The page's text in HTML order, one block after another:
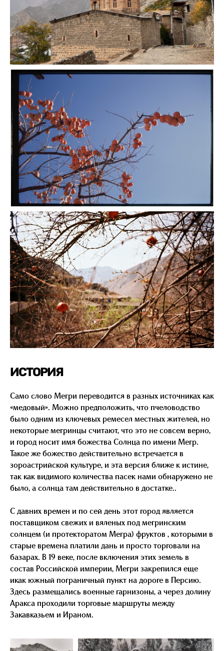
ИСТОРИЯ
Само слово Мегри переводится в разных источниках как
«медовый». Можно предположить, что пчеловодство
было одним из ключевых ремесел местных жителей, но
некоторые мегринцы считают, что это не совсем верно,
и город носит имя божества Солнца по имени Мегр.
Такое же божество действительно встречается в
зороастрийской культуре, и эта версия ближе к истине,
так как видимого количества пасек нами обнаружено не
было, а солнца там действительно в достатке..
С давних времен и по сей день этот город является
поставщиком свежих и вяленых под мегринским
солнцем (и протекторатом Мегра) фруктов , которыми в
старые времена платили дань и просто торговали на
базарах. В 19 веке, после включения этих земель в
состав Российской империи, Мегри закрепился еще
и как южный пограничный пункт на дороге в Персию.
Здесь размещались военные гарнизоны, а через долину
Аракса проходили торговые маршруты между
Закавказьем и Ираном.